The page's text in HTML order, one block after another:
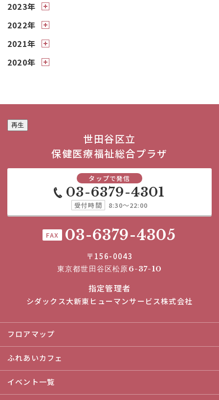
2023年
2022年
2021年
2020年
再生
世田谷区立
保健医療福祉総合プラザ
タップで発信
03-6379-4301
受付時間 8:30～22:00
FAX 03-6379-4305
〒156-0043
東京都世田谷区松原6-37-10
指定管理者
シダックス大新東ヒューマンサービス株式会社
フロアマップ
ふれあいカフェ
イベント一覧